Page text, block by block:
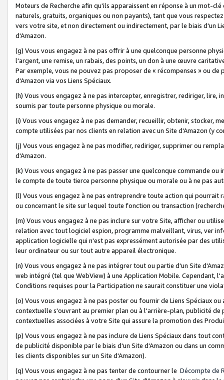
Moteurs de Recherche afin qu'ils apparaissent en réponse à un mot-
naturels, gratuits, organiques ou non payants), tant que vous
vers votre site, et non directement ou indirectement, par le biais d'un
d'Amazon.
(g) Vous vous engagez à ne pas offrir à une quelconque personne
l'argent, une remise, un rabais, des points, un don à une œuvre
Par exemple, vous ne pouvez pas proposer de « récompenses » ou
d'Amazon via vos Liens Spéciaux.
(h) Vous vous engagez à ne pas intercepter, enregistrer, rediriger,
soumis par toute personne physique ou morale.
(i) Vous vous engagez à ne pas demander, recueillir, obtenir, stocker,
compte utilisées par nos clients en relation avec un Site d'Amazon (y
(j) Vous vous engagez à ne pas modifier, rediriger, supprimer ou
d'Amazon.
(k) Vous vous engagez à ne pas passer une quelconque commande
le compte de toute tierce personne physique ou morale ou à ne pas
(l) Vous vous engagez à ne pas entreprendre toute action qui
ou concernant le site sur lequel toute fonction ou transaction
(m) Vous vous engagez à ne pas inclure sur votre Site, afficher ou
relation avec tout logiciel espion, programme malveillant, virus, ver
application logicielle qui n'est pas expressément autorisée par des
leur ordinateur ou sur tout autre appareil électronique.
(n) Vous vous engagez à ne pas intégrer tout ou partie d'un Site
web intégré (tel que WebView) à une Application Mobile. Cependant,
Conditions requises pour la Participation ne saurait constituer une
(o) Vous vous engagez à ne pas poster ou fournir de Liens Spéciaux
contextuelle s'ouvrant au premier plan ou à l'arrière-plan, publicité
contextuelles associées à votre Site qui assure la promotion des
(p) Vous vous engagez à ne pas inclure de Liens Spéciaux dans tout
de publicité disponible par le biais d'un Site d'Amazon ou dans un
les clients disponibles sur un Site d'Amazon).
(q) Vous vous engagez à ne pas tenter de contourner le Décompte de